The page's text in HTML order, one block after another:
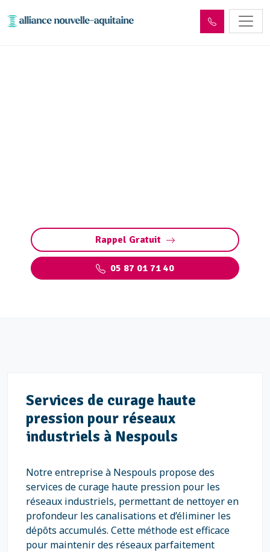
Rappel Gratuit
05 87 01 71 40
Services de curage haute
pression pour réseaux
industriels à Nespouls
Notre entreprise à Nespouls propose des
services de curage haute pression pour les
réseaux industriels, permettant de nettoyer en
profondeur les canalisations et d’éliminer les
dépôts accumulés. Cette méthode est efficace
pour maintenir des réseaux parfaitement